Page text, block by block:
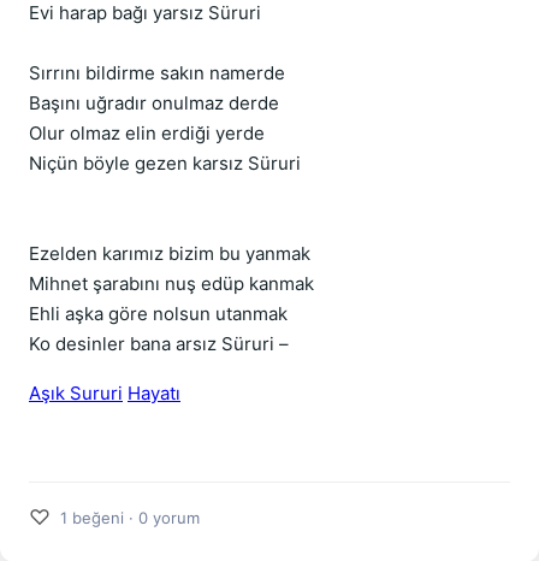
Evi harap bağı yarsız Süruri
Sırrını bildirme sakın namerde
Başını uğradır onulmaz derde
Olur olmaz elin erdiği yerde
Niçün böyle gezen karsız Süruri
Ezelden karımız bizim bu yanmak
Mihnet şarabını nuş edüp kanmak
Ehli aşka göre nolsun utanmak
Ko desinler bana arsız Süruri –
Aşık Sururi Hayatı
♡ 1 beğeni · 0 yorum